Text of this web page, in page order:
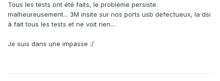
Tous les tests ont été faits, le problème persiste
malheureusement... 3M insite sur nos ports usb defectueux, la dsi
à fait tous les tests et ne voit rien...
Je suis dans une impasse :/